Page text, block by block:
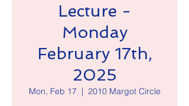
Lecture -
Monday
February 17th,
2025
Mon, Feb 17
  |
2010 Margot Circle